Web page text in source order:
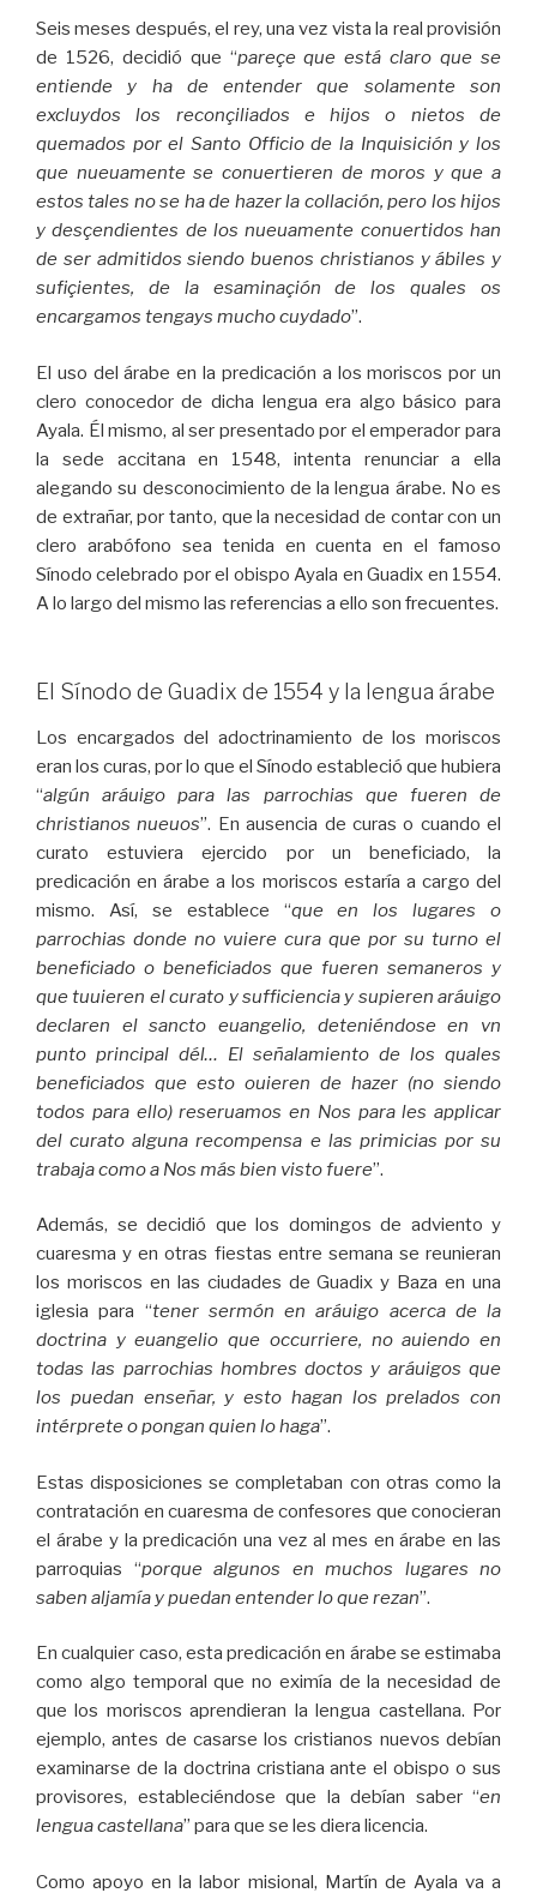
Seis meses después, el rey, una vez vista la real provisión
de 1526, decidió que “pareçe que está claro que se
entiende y ha de entender que solamente son
excluydos los reconçiliados e hijos o nietos de
quemados por el Santo Officio de la Inquisición y los
que nueuamente se conuertieren de moros y que a
estos tales no se ha de hazer la collación, pero los hijos
y desçendientes de los nueuamente conuertidos han
de ser admitidos siendo buenos christianos y ábiles y
sufiçientes, de la esaminaçión de los quales os
encargamos tengays mucho cuydado”.
El uso del árabe en la predicación a los moriscos por un
clero conocedor de dicha lengua era algo básico para
Ayala. Él mismo, al ser presentado por el emperador para
la sede accitana en 1548, intenta renunciar a ella
alegando su desconocimiento de la lengua árabe. No es
de extrañar, por tanto, que la necesidad de contar con un
clero arabófono sea tenida en cuenta en el famoso
Sínodo celebrado por el obispo Ayala en Guadix en 1554.
A lo largo del mismo las referencias a ello son frecuentes.
El Sínodo de Guadix de 1554 y la lengua árabe
Los encargados del adoctrinamiento de los moriscos
eran los curas, por lo que el Sínodo estableció que hubiera
“algún aráuigo para las parrochias que fueren de
christianos nueuos”. En ausencia de curas o cuando el
curato estuviera ejercido por un beneficiado, la
predicación en árabe a los moriscos estaría a cargo del
mismo. Así, se establece “que en los lugares o
parrochias donde no vuiere cura que por su turno el
beneficiado o beneficiados que fueren semaneros y
que tuuieren el curato y sufficiencia y supieren aráuigo
declaren el sancto euangelio, deteniéndose en vn
punto principal dél… El señalamiento de los quales
beneficiados que esto ouieren de hazer (no siendo
todos para ello) reseruamos en Nos para les applicar
del curato alguna recompensa e las primicias por su
trabaja como a Nos más bien visto fuere”.
Además, se decidió que los domingos de adviento y
cuaresma y en otras fiestas entre semana se reunieran
los moriscos en las ciudades de Guadix y Baza en una
iglesia para “tener sermón en aráuigo acerca de la
doctrina y euangelio que occurriere, no auiendo en
todas las parrochias hombres doctos y aráuigos que
los puedan enseñar, y esto hagan los prelados con
intérprete o pongan quien lo haga”.
Estas disposiciones se completaban con otras como la
contratación en cuaresma de confesores que conocieran
el árabe y la predicación una vez al mes en árabe en las
parroquias “porque algunos en muchos lugares no
saben aljamía y puedan entender lo que rezan”.
En cualquier caso, esta predicación en árabe se estimaba
como algo temporal que no eximía de la necesidad de
que los moriscos aprendieran la lengua castellana. Por
ejemplo, antes de casarse los cristianos nuevos debían
examinarse de la doctrina cristiana ante el obispo o sus
provisores, estableciéndose que la debían saber “en
lengua castellana” para que se les diera licencia.
Como apoyo en la labor misional, Martín de Ayala va a